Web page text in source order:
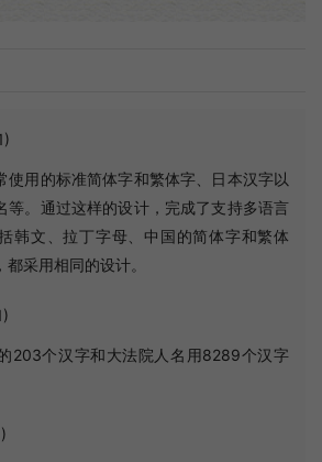
使用的标准简体字和繁体字、日本汉字以
等。通过这样的设计，完成了支持多语言
韩文、拉丁字母、中国的简体字和繁体
采用相同的设计。
203个汉字和大法院人名用8289个汉字